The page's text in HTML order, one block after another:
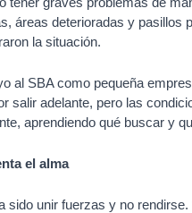
áreas deterioradas y
la situación.
al SBA como pequeña
salir adelante, pero las
aprendiendo qué buscar y
el alma
sido unir fuerzas y no